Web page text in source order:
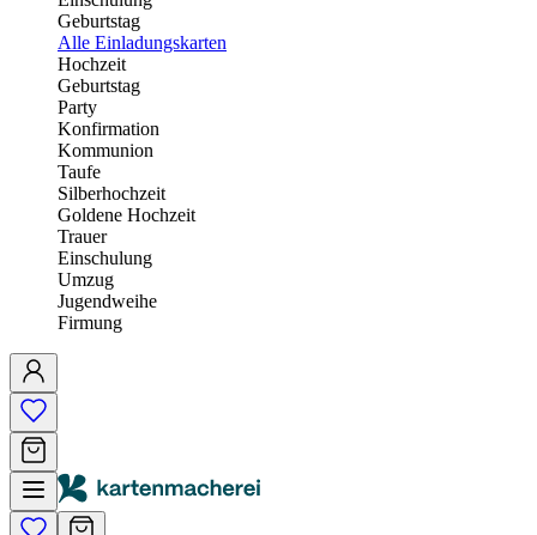
Geburtstag
Alle Einladungskarten
Hochzeit
Geburtstag
Party
Konfirmation
Kommunion
Taufe
Silberhochzeit
Goldene Hochzeit
Trauer
Einschulung
Umzug
Jugendweihe
Firmung